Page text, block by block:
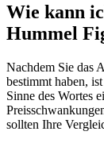
Wie kann
Hummel
Nachdem Sie das
bestimmt haben,
Sinne des Wortes
sollten Ihre